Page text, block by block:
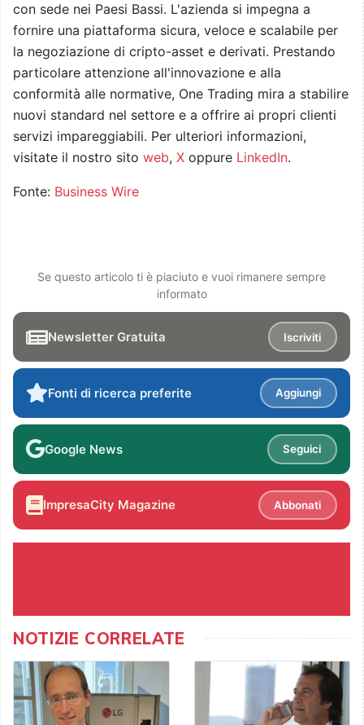
con sede nei Paesi Bassi. L'azienda si impegna a
fornire una piattaforma sicura, veloce e scalabile per
la negoziazione di cripto-asset e derivati. Prestando
particolare attenzione all'innovazione e alla
conformità alle normative, One Trading mira a stabilire
nuovi standard nel settore e a offrire ai propri clienti
servizi impareggiabili. Per ulteriori informazioni,
visitate il nostro sito web, X oppure LinkedIn.
Fonte: Business Wire
Se questo articolo ti è piaciuto e vuoi rimanere sempre
informato
Newsletter Gratuita Iscriviti
Fonti di ricerca preferite Aggiungi
Google News Seguici
ImpresaCity Magazine Abbonati
NOTIZIE CORRELATE